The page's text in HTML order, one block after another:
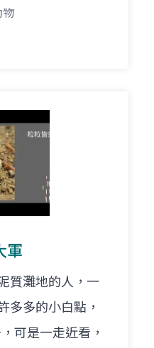
物
軍
質灘地的人，一
多多的小白點，
可是一走近看，